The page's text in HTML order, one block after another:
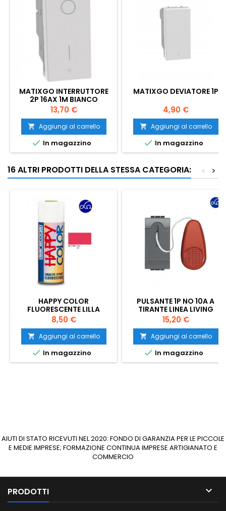
MATIXGO INTERRUTTORE
2P 16AX 1M BIANCO
Prezzo
13,70 €
 Aggiungi al carrello
 In magazzino
MATIXGO DEVIATORE 1P
Prezzo
4,90 €
 Aggiungi al carrello
 In magazzino
16 ALTRI PRODOTTI DELLA STESSA CATEGORIA: >
<
HAPPY COLOR
FLUORESCENTE LILLA
Prezzo
8,50 €
 Aggiungi al carrello
 In magazzino
PULSANTE 1P NO 10A A
TIRANTE LINEA LIVING
Prezzo
15,20 €
 Aggiungi al carrello
 In magazzino
AIUTI DI STATO RICEVUTI NEL 2020: FONDO DI GARANZIA PER LE PICCOLE
E MEDIE IMPRESE; FORMAZIONE CONTINUA IMPRESE ARTIGIANATO E
COMMERCIO
PRODOTTI 